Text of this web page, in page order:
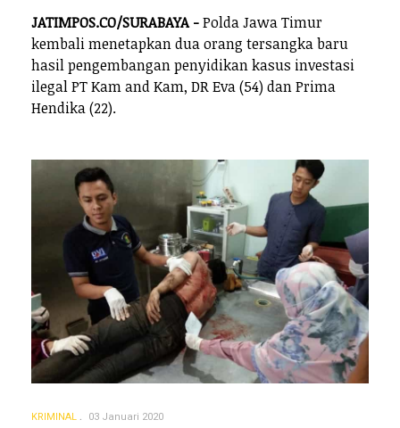
JATIMPOS.CO/SURABAYA -Polda Jawa Timur
kembali menetapkan dua orang tersangka baru
hasil pengembangan penyidikan kasus investasi
ilegal PT Kam and Kam, DR Eva (54) dan Prima
Hendika (22).
KRIMINAL 03 Januari 2020